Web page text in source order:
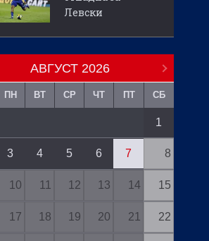
Левски
АВГУСТ 2026
ПН ВТ СР ЧТ ПТ СБ
1
3 4 5 6 7 8
10 11 12 13 14 15
17 18 19 20 21 22